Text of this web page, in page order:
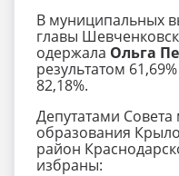
В муниципальных
главы
одержала Ольга
результатом
82,18%.
Депутатами
образования
район
избраны: